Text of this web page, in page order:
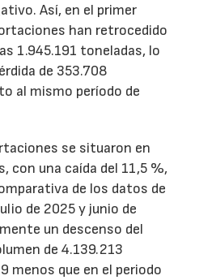
Así, en el primer
han retrocedido
1.945.191 toneladas, lo
de 353.708
al mismo período de
se situaron en
con una caída del 11,5 %,
de los datos de
de 2025 y junio de
un descenso del
de 4.139.213
menos que en el periodo